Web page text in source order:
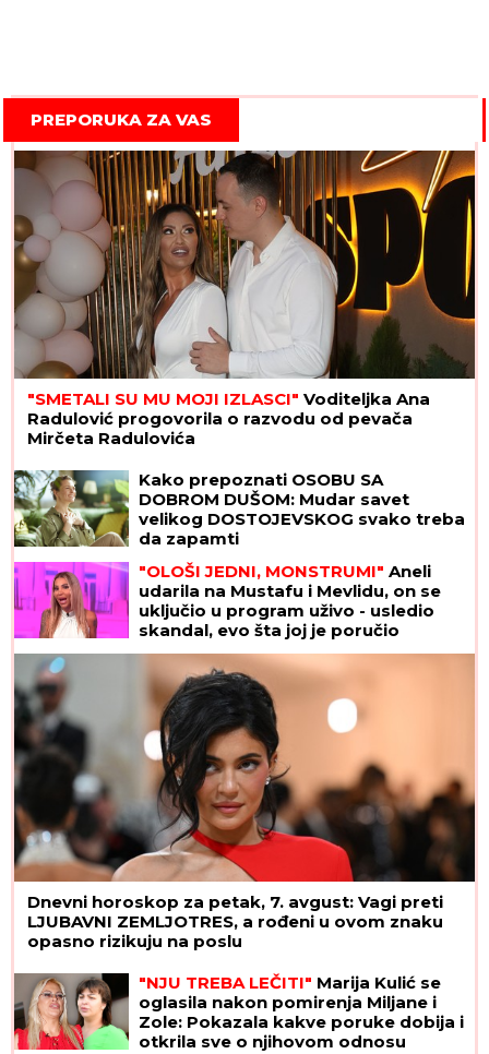
PREPORUKA ZA VAS
"SMETALI SU MU MOJI IZLASCI" Voditeljka Ana
Radulović progovorila o razvodu od pevača
Mirčeta Radulovića
Kako prepoznati OSOBU SA
DOBROM DUŠOM: Mudar savet
velikog DOSTOJEVSKOG svako treba
da zapamti
"OLOŠI JEDNI, MONSTRUMI" Aneli
udarila na Mustafu i Mevlidu, on se
uključio u program uživo - usledio
skandal, evo šta joj je poručio
Asminov otac
Dnevni horoskop za petak, 7. avgust: Vagi preti
LJUBAVNI ZEMLJOTRES, a rođeni u ovom znaku
opasno rizikuju na poslu
"NJU TREBA LEČITI" Marija Kulić se
oglasila nakon pomirenja Miljane i
Zole: Pokazala kakve poruke dobija i
otkrila sve o njihovom odnosu